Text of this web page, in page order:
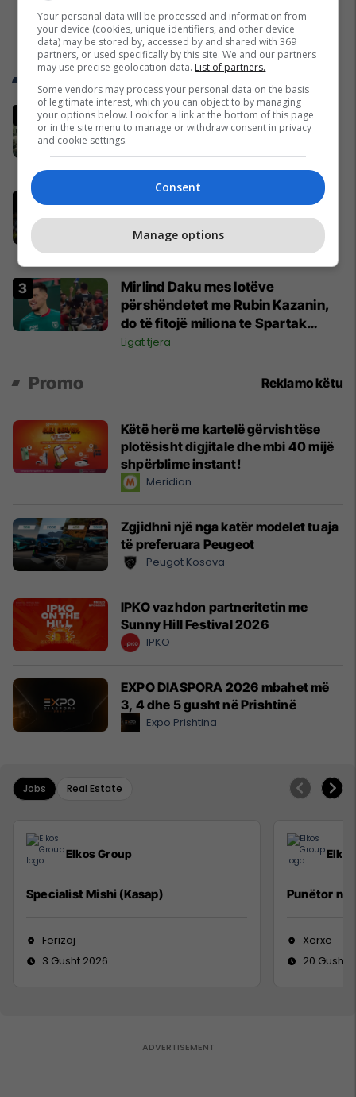
Trend Telegrafi
Ftohet nga prokuroria e Kosovës
për krime lufte, ish-gjenerali serb
Beograd
Kosovë
skandal në UFC Beograd: Buzukja
u përball me thirrje anti-shqiptare
nga tribunat
UFC
Mirlind Daku mes lotëve
përshëndetet me Rubin Kazanin,
do të fitojë miliona te Spartak
Moska
Ligat tjera
Promo Reklamo këtu
Këtë herë me kartelë gërvishtëse
plotësisht digjitale dhe mbi 40 mijë
shpërblime instant!
Meridian
Zgjidhni një nga katër modelet tuaja
të preferuara Peugeot
Peugot Kosova
IPKO vazhdon partneritetin me
Sunny Hill Festival 2026
IPKO
EXPO DIASPORA 2026 mbahet më
3, 4 dhe 5 gusht në Prishtinë
Expo Prishtina
Jobs Real Estate
Elkos Group
Specialist Mishi (Kasap)
Ferizaj
3 Gusht 2026
Punëtor në
Xërxe
20 Gusht
Your personal data will be processed and information from
your device (cookies, unique identifiers, and other device
data) may be stored by, accessed by and shared with 369
partners, or used specifically by this site. We and our partners
may use precise geolocation data. List of partners.
Some vendors may process your personal data on the basis
of legitimate interest, which you can object to by managing
your options below. Look for a link at the bottom of this page
or in the site menu to manage or withdraw consent in privacy
and cookie settings.
Consent
Manage options